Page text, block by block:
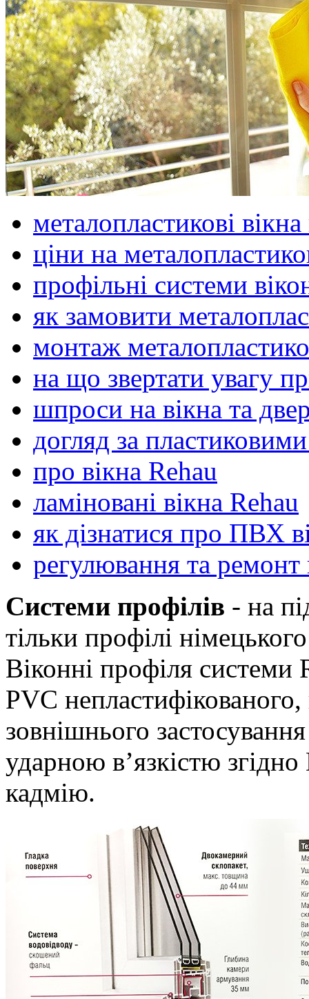
металопластикові
ціни на
профільні системи
як замовити
монтаж
на що звертати увагу
шпроси на вікна та
догляд за
про вікна Rehau
ламіновані вікна Rehau
як дізнатися про ПВХ
регулювання та ремонт
Системи профілів - на
тільки профілі
Віконні профіля
PVC
зовнішнього
ударною в’язкістю
кадмію.